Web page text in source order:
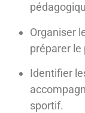
Organiser
préparer le
Identifier
sportif.